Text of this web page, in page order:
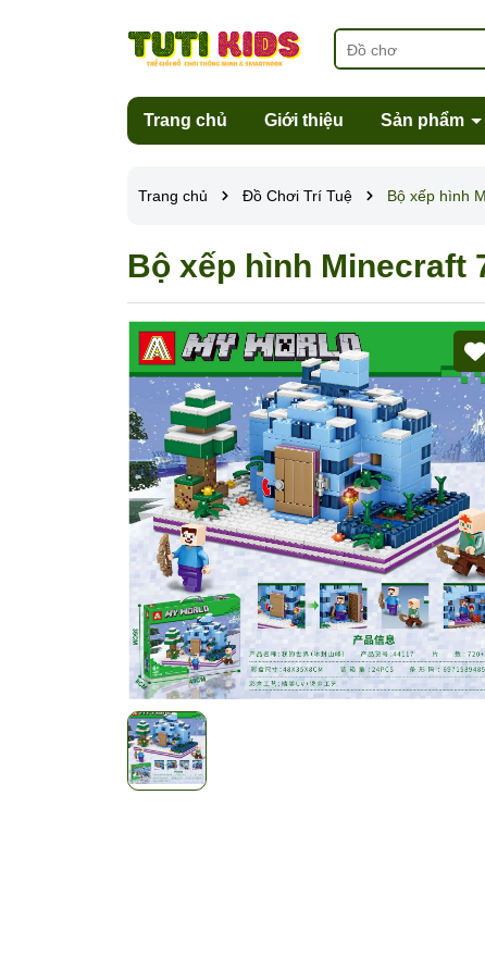
Trang chủ Giới thiệu Sản phẩm
Trang chủ Đồ Chơi Trí Tuệ Bộ xếp hình
Bộ xếp hình Minecraft